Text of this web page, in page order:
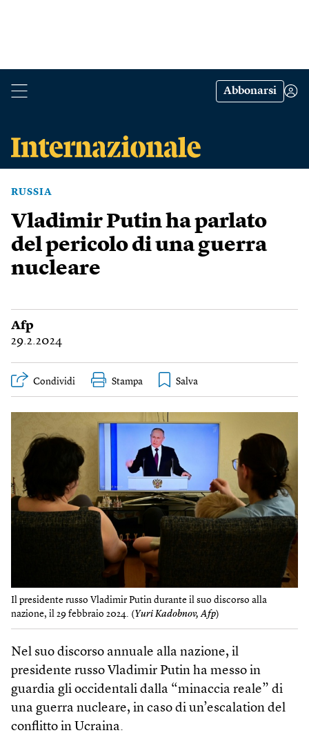
Abbonarsi
RUSSIA
Vladimir Putin ha parlato
del pericolo di una guerra
nucleare
Afp
29.2.2024
Condividi Stampa
Il presidente russo Vladimir Putin durante il suo discorso alla
nazione, il 29 febbraio 2024. (Yuri Kadobnov, Afp)
Nel suo discorso annuale alla nazione, il
presidente russo Vladimir Putin ha messo in
guardia gli occidentali dalla “minaccia reale” di
una guerra nucleare, in caso di un’escalation del
conflitto in Ucraina.